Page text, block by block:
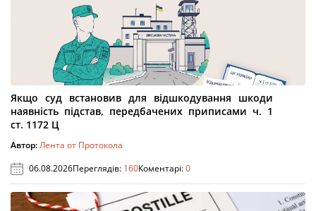
Якщо суд встановив для відшкодування шкоди
наявність підстав, передбачених приписами ч. 1
ст. 1172 Ц
Автор:Лента от Протокола
06.08.2026Переглядів: 160Коментарі:0